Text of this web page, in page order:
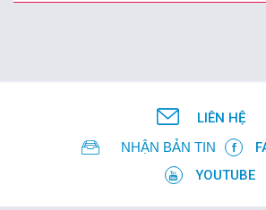
LIÊN HỆ
NHẬN BẢN TIN
YOUTUBE